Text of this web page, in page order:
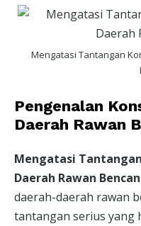
Mengatasi Tantangan
Pengenalan
Daerah Rawan
Mengatasi
Daerah Rawan
daerah-daerah rawan
tantangan serius yang